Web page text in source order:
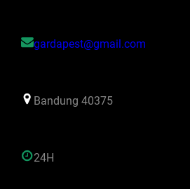
gardapest@gmail.com
Bandung 40375
24H